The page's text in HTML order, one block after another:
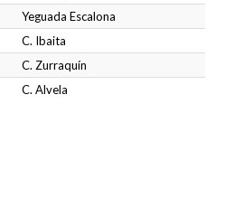
Yeguada Escalona
C. Ibaita
C. Zurraquín
C. Alvela